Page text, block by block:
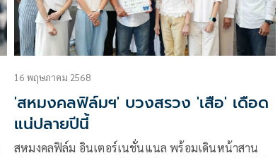
16 พฤษภาคม 2568
'สหมงคลฟิล์มฯ' บวงสรวง 'เสือ' เดือด
แน่ปลายปีนี้
สหมงคลฟิล์ม อินเตอร์เนชั่นแนล พร้อมเดินหน้าสาน